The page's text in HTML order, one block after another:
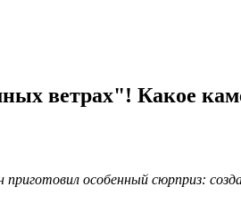
ветрах"! Какое
особенный сюрприз: